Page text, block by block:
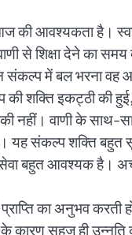
की आवश्यकता है।
से शिक्षा देने का
में बल भरना वह
शक्ति इकट्ठी की
नहीं। वाणी के साथ-
संकल्प शक्ति बहुत
बहुत आवश्यक है।
प्राप्ति का अनुभव